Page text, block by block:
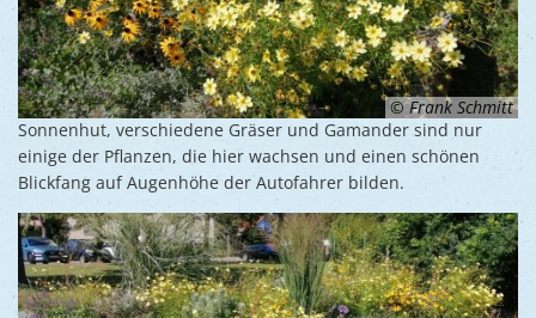
© Frank Schmitt
Sonnenhut, verschiedene Gräser und Gamander sind nur
einige der Pflanzen, die hier wachsen und einen schönen
Blickfang auf Augenhöhe der Autofahrer bilden.